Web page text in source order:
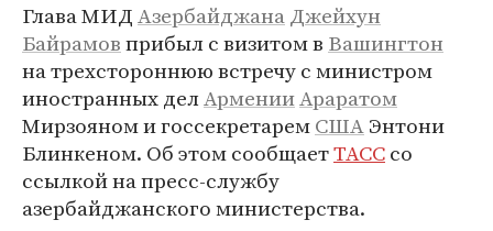
Глава МИДАзербайджанаДжейхун
Байрамовприбыл с визитом в Вашингтон
на трехстороннюю встречу с министром
иностранных делАрменииАраратом
Мирзояном и госсекретаремСШАЭнтони
Блинкеном. Об этом сообщаетТАССсо
ссылкой на пресс-службу
азербайджанского министерства.